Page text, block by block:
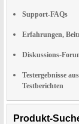
Support-FAQs
Erfahrungen,
Diskussions-
Testergebnisse
Testberichten
Produkt-